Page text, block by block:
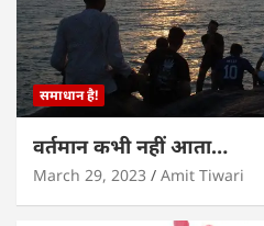
समाधान है!
वर्तमान कभी नहीं आता…
March 29, 2023 Amit Tiwari